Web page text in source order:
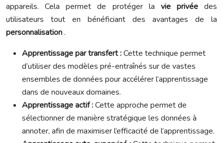
appareils. Cela permet de protéger la vie privée des
utilisateurs tout en bénéficiant des avantages de la
personnalisation.
Apprentissage par transfert :Cette technique permet
d’utiliser des modèles pré-entraînés sur de vastes
ensembles de données pour accélérer l’apprentissage
dans de nouveaux domaines.
Apprentissage actif :Cette approche permet de
sélectionner de manière stratégique les données à
annoter, afin de maximiser l’efficacité de l’apprentissage.